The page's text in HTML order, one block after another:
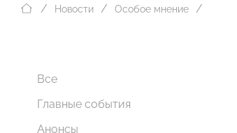
Новости Особое мнение
Все
Главные события
Анонсы